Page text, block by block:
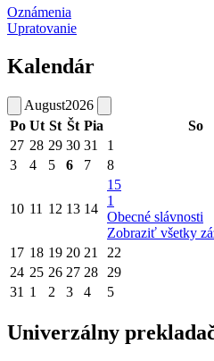
Oznámenia
Upratovanie
Kalendár
August2026
Po Ut St Št Pia So
27 28 29 30 31 1
3
4 5 6 7 8
10 11 12 13 14
15
1
Obecné slávnosti
Zobraziť všetky
17 18 19 20 21 22
24 25 26 27 28 29
31 1 2 3 4 5
Univerzálny